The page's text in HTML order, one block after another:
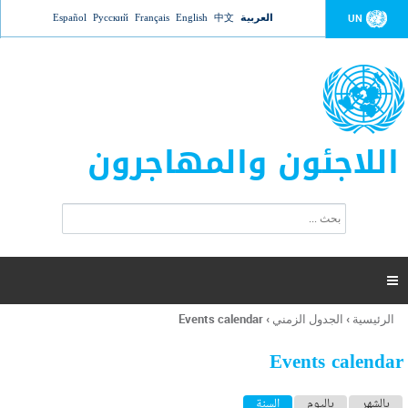
Jump to navigation UN العربية 中文
English
Français
Русский
Español
اللاجئون والمهاجرون
ت
ر
ل
ح
ب

أنت
هنا
الرئيسية › الجدول الزمني ›
Events calendar
Events calendar